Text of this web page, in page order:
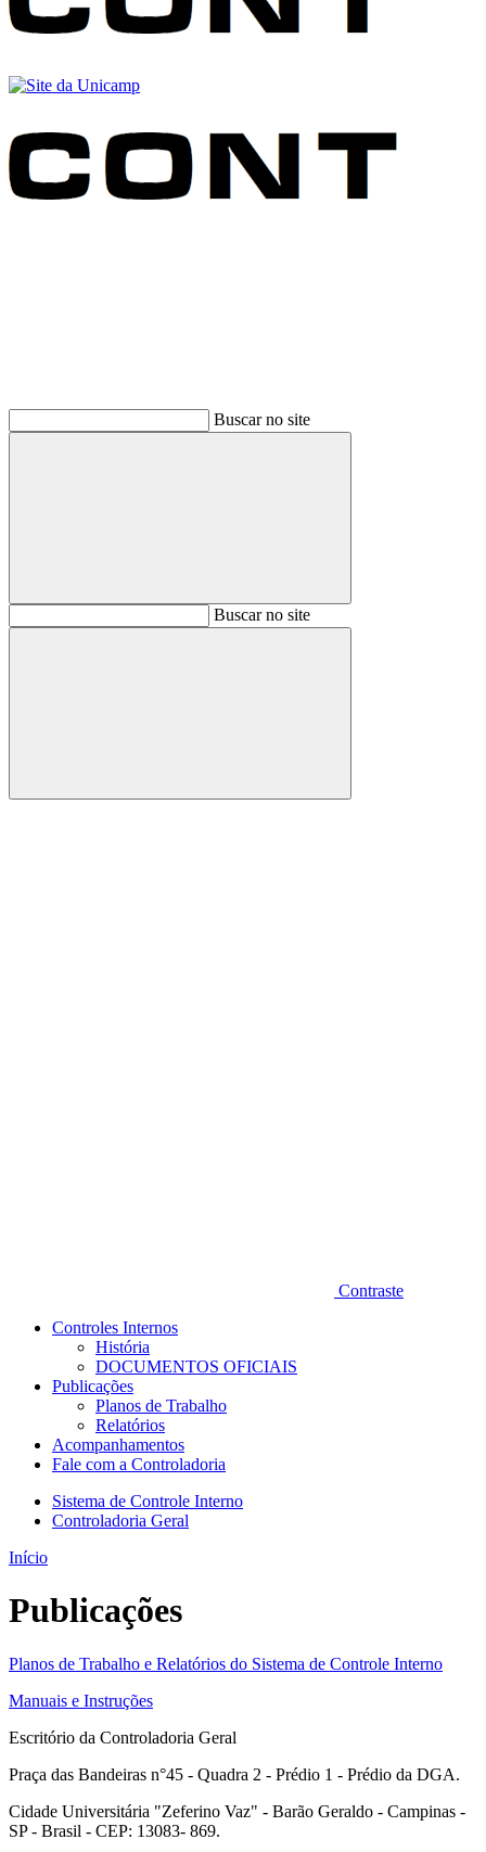
Buscar no site
BuscarBuscar no site
Buscar
Contraste
Controles Internos
História
DOCUMENTOS OFICIAIS
Publicações
Planos de Trabalho
Relatórios
Acompanhamentos
Fale com a Controladoria
Sistema de Controle Interno
Controladoria Geral
Início
Publicações
Planos de Trabalho e Relatórios do Sistema de Controle Interno
Manuais e Instruções
Escritório da Controladoria Geral
Praça das Bandeiras n°45 - Quadra 2 - Prédio 1 - Prédio da DGA.
Cidade Universitária "Zeferino Vaz" - Barão Geraldo - Campinas -
SP - Brasil - CEP: 13083- 869.